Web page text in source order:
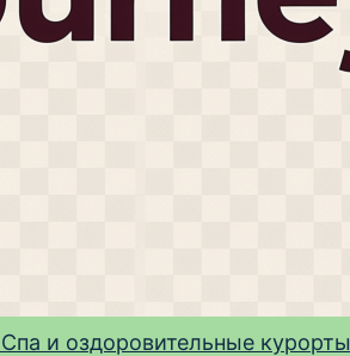
Спа и оздоровительные курорты